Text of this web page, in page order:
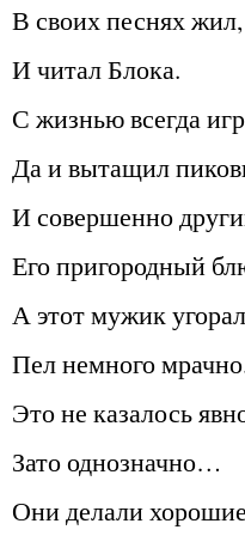
В своих песнях жил,
И читал Блока.
С жизнью всегда
Да и вытащил
И совершенно
Его пригородный
А этот мужик
Пел немного
Это не казалось
Зато однозначно…
Они делали